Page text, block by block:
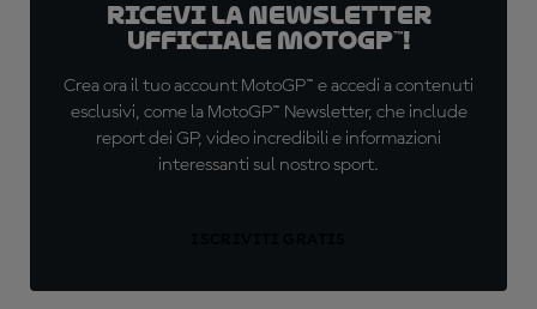
Ricevi la newsletter
ufficiale MotoGP™!
Crea ora il tuo account MotoGP™ e accedi a contenuti
esclusivi, come la MotoGP™ Newsletter, che include
report dei GP, video incredibili e informazioni
interessanti sul nostro sport.